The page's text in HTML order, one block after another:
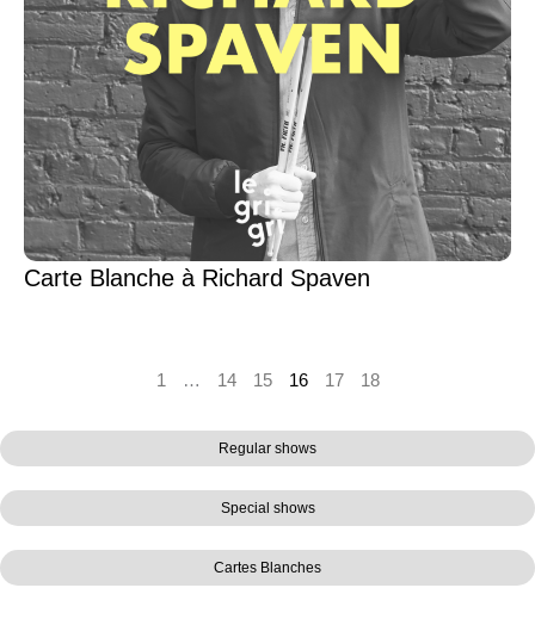
Regular shows
Special shows
Cartes Blanches
Carte Blanche à Richard Spaven
1 … 14 15 16 17 18